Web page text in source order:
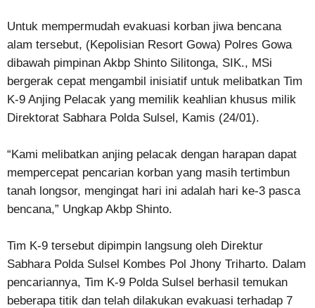
Untuk mempermudah evakuasi korban jiwa bencana
alam tersebut, (Kepolisian Resort Gowa) Polres Gowa
dibawah pimpinan Akbp Shinto Silitonga, SIK., MSi
bergerak cepat mengambil inisiatif untuk melibatkan Tim
K-9 Anjing Pelacak yang memilik keahlian khusus milik
Direktorat Sabhara Polda Sulsel, Kamis (24/01).
“Kami melibatkan anjing pelacak dengan harapan dapat
mempercepat pencarian korban yang masih tertimbun
tanah longsor, mengingat hari ini adalah hari ke-3 pasca
bencana,” Ungkap Akbp Shinto.
Tim K-9 tersebut dipimpin langsung oleh Direktur
Sabhara Polda Sulsel Kombes Pol Jhony Triharto. Dalam
pencariannya, Tim K-9 Polda Sulsel berhasil temukan
beberapa titik dan telah dilakukan evakuasi terhadap 7